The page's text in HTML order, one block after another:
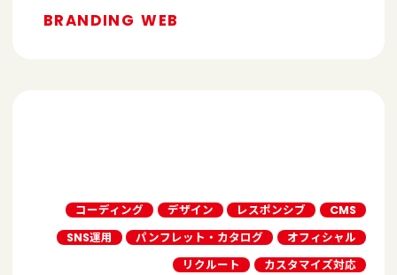
BRANDING WEB
コーディング デザイン レスポンシブ
CMS
SNS運用
パンフレット・カタログ
オフィシャル
リクルート
カスタマイズ対応